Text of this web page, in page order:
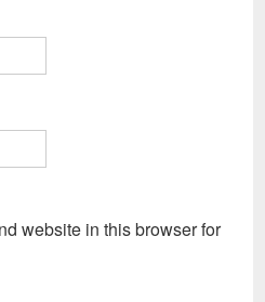
website in this browser for